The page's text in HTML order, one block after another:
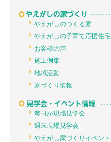
やえがしのつくる家
やえがしの子育て応援住宅
お客様の声
施工例集
地域活動
家づくり情報
毎日が現場見学会
週末現場見学会
やえがし家づくりイベント